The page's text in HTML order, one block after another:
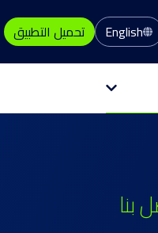
English تحميل التطبيق
بنا